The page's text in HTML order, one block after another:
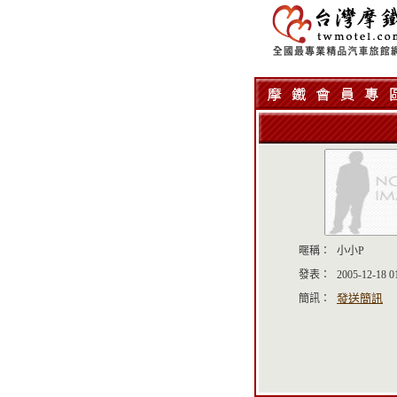
暱稱：
小小P
發表：
2005-12-18
簡訊：
發送簡訊